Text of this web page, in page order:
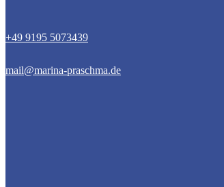
+49 9195 5073439
mail@marina-praschma.de